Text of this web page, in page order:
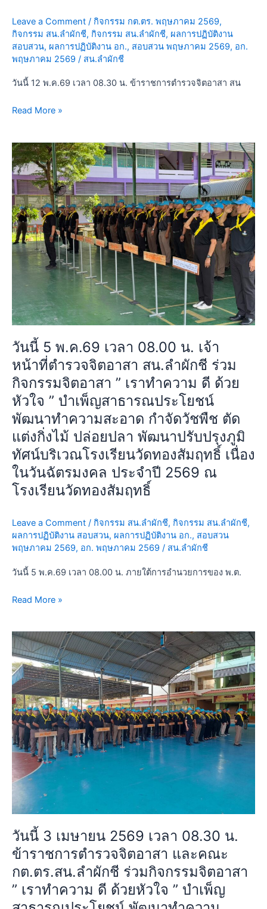
Leave a Comment / กิจกรรม กต.ตร. พฤษภาคม 2569,
กิจกรรม สน.ลำผักชี, กิจกรรม สน.ลำผักชี, ผลการปฏิบัติงาน
สอบสวน, ผลการปฏิบัติงาน อก., สอบสวน พฤษภาคม 2569, อก.
พฤษภาคม 2569 / สน.ลำผักชี
วันนี้ 12 พ.ค.69 เวลา 08.30 น. ข้าราชการตำรวจจิตอาสา สน
บำเพ็ญ
สาธารณประโยชน์
เนื่อง
ใน
พืช
ณ
สามง่าม
แขวง
คู้
ฝั่ง
เหนือ
เขต
หนองจอก
กรุงเทพฯ
Read More »
วันนี้ 5 พ.ค.69 เวลา 08.00 น. เจ้า
หน้าที่ตำรวจจิตอาสา สน.ลำผักชี ร่วม
กิจกรรมจิตอาสา ” เราทำความ ดี ด้วย
หัวใจ ” บำเพ็ญสาธารณประโยชน์
พัฒนาทำความสะอาด กำจัดวัชพืช ตัด
แต่งกิ่งไม้ ปล่อยปลา พัฒนาปรับปรุงภูมิ
ทัศน์บริเวณโรงเรียนวัดทองสัมฤทธิ์ เนื่อง
ในวันฉัตรมงคล ประจำปี 2569 ณ
โรงเรียนวัดทองสัมฤทธิ์
Leave a Comment / กิจกรรม สน.ลำผักชี, กิจกรรม สน.ลำผักชี,
ผลการปฏิบัติงาน สอบสวน, ผลการปฏิบัติงาน อก., สอบสวน
พฤษภาคม 2569, อก. พฤษภาคม 2569 / สน.ลำผักชี
วันนี้ 5 พ.ค.69 เวลา 08.00 น. ภายใต้การอำนวยการของ พ.ต.
วัน
นี้
5
พ.ค.69
เวลา
08.00
น.
เจ้า
หน้าที่
อาสา
สน.ลำ
ร่วม
กิจกรรม
จิต
อาสา
”
เรา
ทำความ
ดี
ด้วย
หัวใจ
สาธารณประโยชน์
พัฒนา
ทำความ
สะอาด
กำจัด
กิ่ง
ไม้
ปล่อย
ปลา
พัฒนา
ปรับปรุง
ภูมิ
ทัศน์
บริเวณ
โรงเรียน
วัด
ทอง
สัมฤทธิ์
ใน
วัน
ประจำ
Read More »
วันนี้ 3 เมษายน 2569 เวลา 08.30 น.
ข้าราชการตำรวจจิตอาสา และคณะ
กต.ตร.สน.ลำผักชี ร่วมกิจกรรมจิตอาสา
” เราทำความ ดี ด้วยหัวใจ ” บำเพ็ญ
วัน
นี้
3
เมษายน
2569
เวลา
08.30
น.
ข้าราชการ
ตำรวจ
จิต
และ
กต.ตร.สน.ลำ
ผักชี
ร่วม
กิจกรรม